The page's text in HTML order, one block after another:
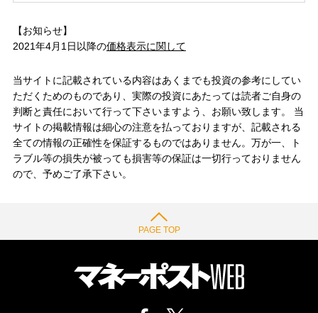
【お知らせ】
2021年4月1日以降の価格表示に関して
当サイトに記載されている内容はあくまでも投資の参考にしてい
ただくためのものであり、実際の投資にあたっては読者ご自身の
判断と責任において行って下さいますよう、お願い致します。 当
サイトの掲載情報は細心の注意を払っておりますが、記載される
全ての情報の正確性を保証するものではありません。万が一、ト
ラブル等の損失が被っても損害等の保証は一切行っておりません
ので、予めご了承下さい。
PAGE TOP